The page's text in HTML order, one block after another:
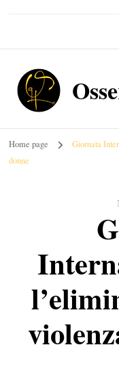
Home page
Giornata
donne